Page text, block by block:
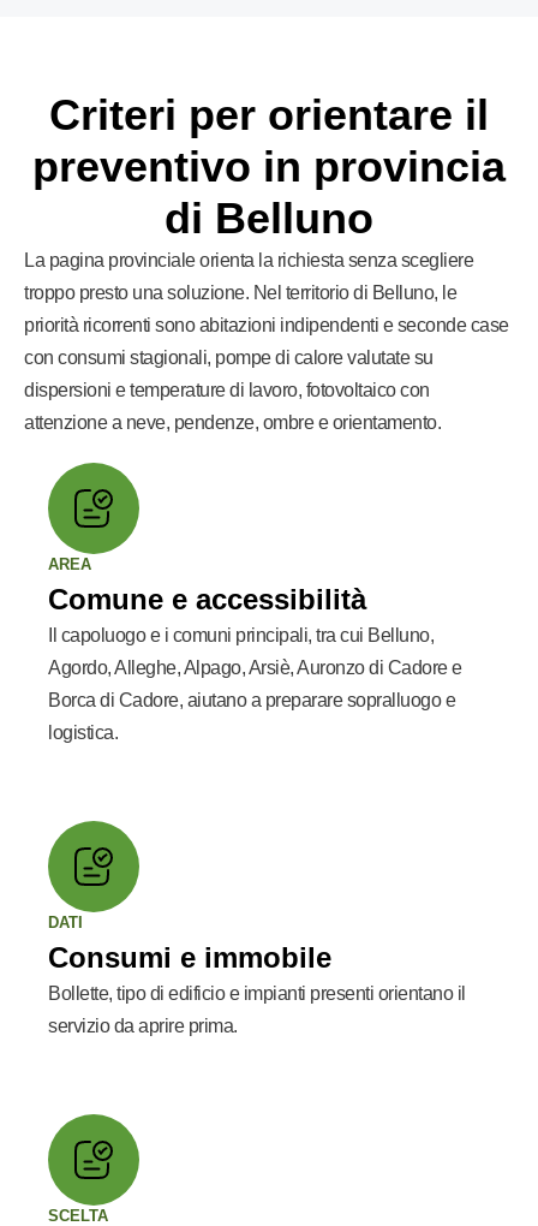
Criteri per orientare il
preventivo in provincia
di Belluno
La pagina provinciale orienta la richiesta senza scegliere
troppo presto una soluzione. Nel territorio di Belluno, le
priorità ricorrenti sono abitazioni indipendenti e seconde case
con consumi stagionali, pompe di calore valutate su
dispersioni e temperature di lavoro, fotovoltaico con
attenzione a neve, pendenze, ombre e orientamento.
AREA
Comune e accessibilità
Il capoluogo e i comuni principali, tra cui Belluno,
Agordo, Alleghe, Alpago, Arsiè, Auronzo di Cadore e
Borca di Cadore, aiutano a preparare sopralluogo e
logistica.
DATI
Consumi e immobile
Bollette, tipo di edificio e impianti presenti orientano il
servizio da aprire prima.
SCELTA